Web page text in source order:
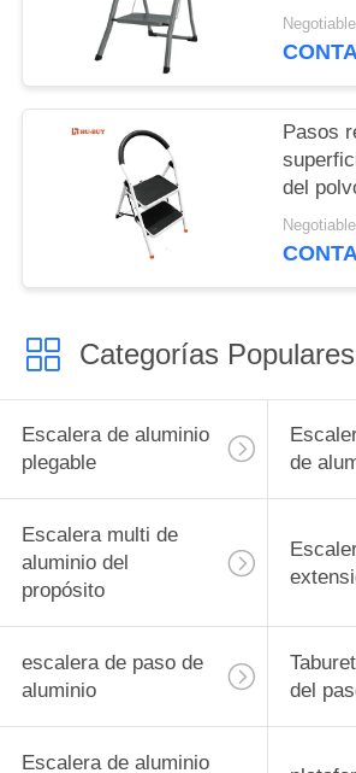
metal
Pasos
del
durable
con la
Categorías Populares
Escalera de aluminio
plegable
de
Escalera multi de
aluminio del
propósito
escalera de paso de
aluminio
del
Escalera de aluminio